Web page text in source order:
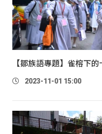
【鄒族語專題】雀榕下
2023-11-01 15:00